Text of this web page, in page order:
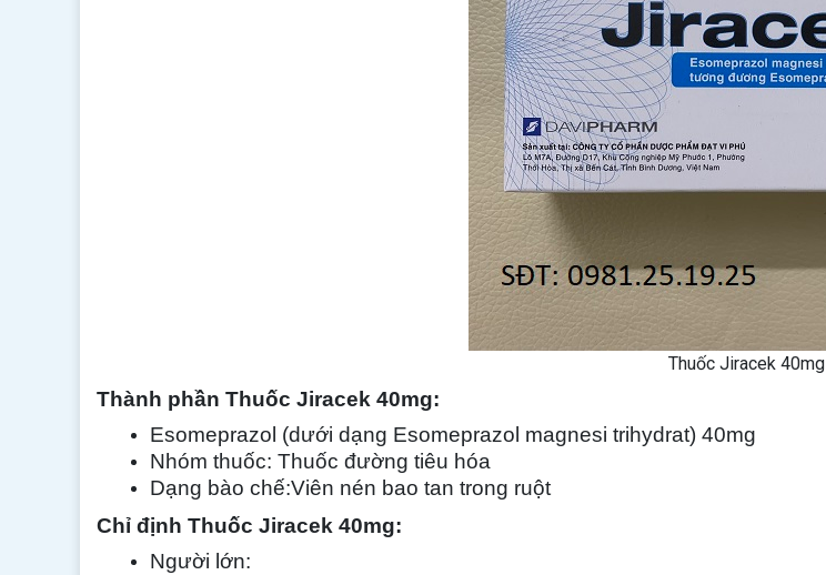
Thuốc Jiracek 40mg
Thành phần Thuốc Jiracek 40mg:
Esomeprazol (dưới dạng Esomeprazol magnesi trihydrat) 40mg
Nhóm thuốc: Thuốc đường tiêu hóa
Dạng bào chế:Viên nén bao tan trong ruột
Chỉ định Thuốc Jiracek 40mg:
Người lớn: